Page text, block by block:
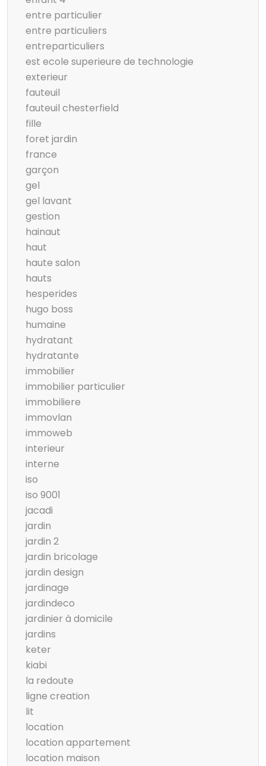
entre particulier
entre particuliers
entreparticuliers
est ecole superieure de technologie
exterieur
fauteuil
fauteuil chesterfield
fille
foret jardin
france
garçon
gel
gel lavant
gestion
hainaut
haut
haute salon
hauts
hesperides
hugo boss
humaine
hydratant
hydratante
immobilier
immobilier particulier
immobiliere
immovlan
immoweb
interieur
interne
iso
iso 9001
jacadi
jardin
jardin 2
jardin bricolage
jardin design
jardinage
jardindeco
jardinier à domicile
jardins
keter
kiabi
la redoute
ligne creation
lit
location
location appartement
location maison